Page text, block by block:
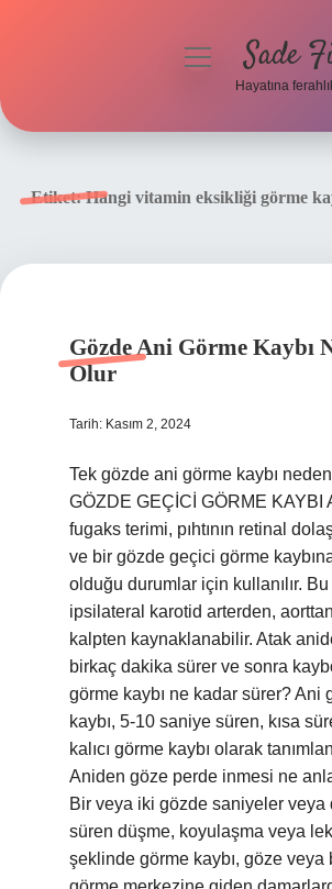
menüyüSade
Hayatına
Etiket:Hangi vitamin eksikliği görme
Gözde Ani Görme Kaybı
Olur
Tarih: Kasım 2, 2024
Tek gözde ani görme kaybı
GÖZDE GEÇİCİ GÖRME KAYBI
fugaks terimi, pıhtının retinal
ve bir gözde geçici görme
olduğu durumlar için kullanılır. Bu
ipsilateral karotid arterden,
kalpten kaynaklanabilir. Atak
birkaç dakika sürer ve sonra
görme kaybı ne kadar sürer? Ani
kaybı, 5-10 saniye süren, kısa
kalıcı görme kaybı olarak
Aniden göze perde inmesi ne
Bir veya iki gözde saniyeler veya
süren düşme, koyulaşma veya
şeklinde görme kaybı, göze veya